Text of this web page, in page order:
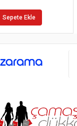
Sepete Ekle